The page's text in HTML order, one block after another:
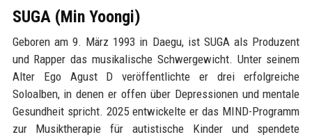
SUGA (Min Yoongi)
Geboren am 9. März 1993 in Daegu, ist SUGA als Produzent
und Rapper das musikalische Schwergewicht. Unter seinem
Alter Ego Agust D veröffentlichte er drei erfolgreiche
Soloalben, in denen er offen über Depressionen und mentale
Gesundheit spricht. 2025 entwickelte er das MIND-Programm
zur Musiktherapie für autistische Kinder und spendete